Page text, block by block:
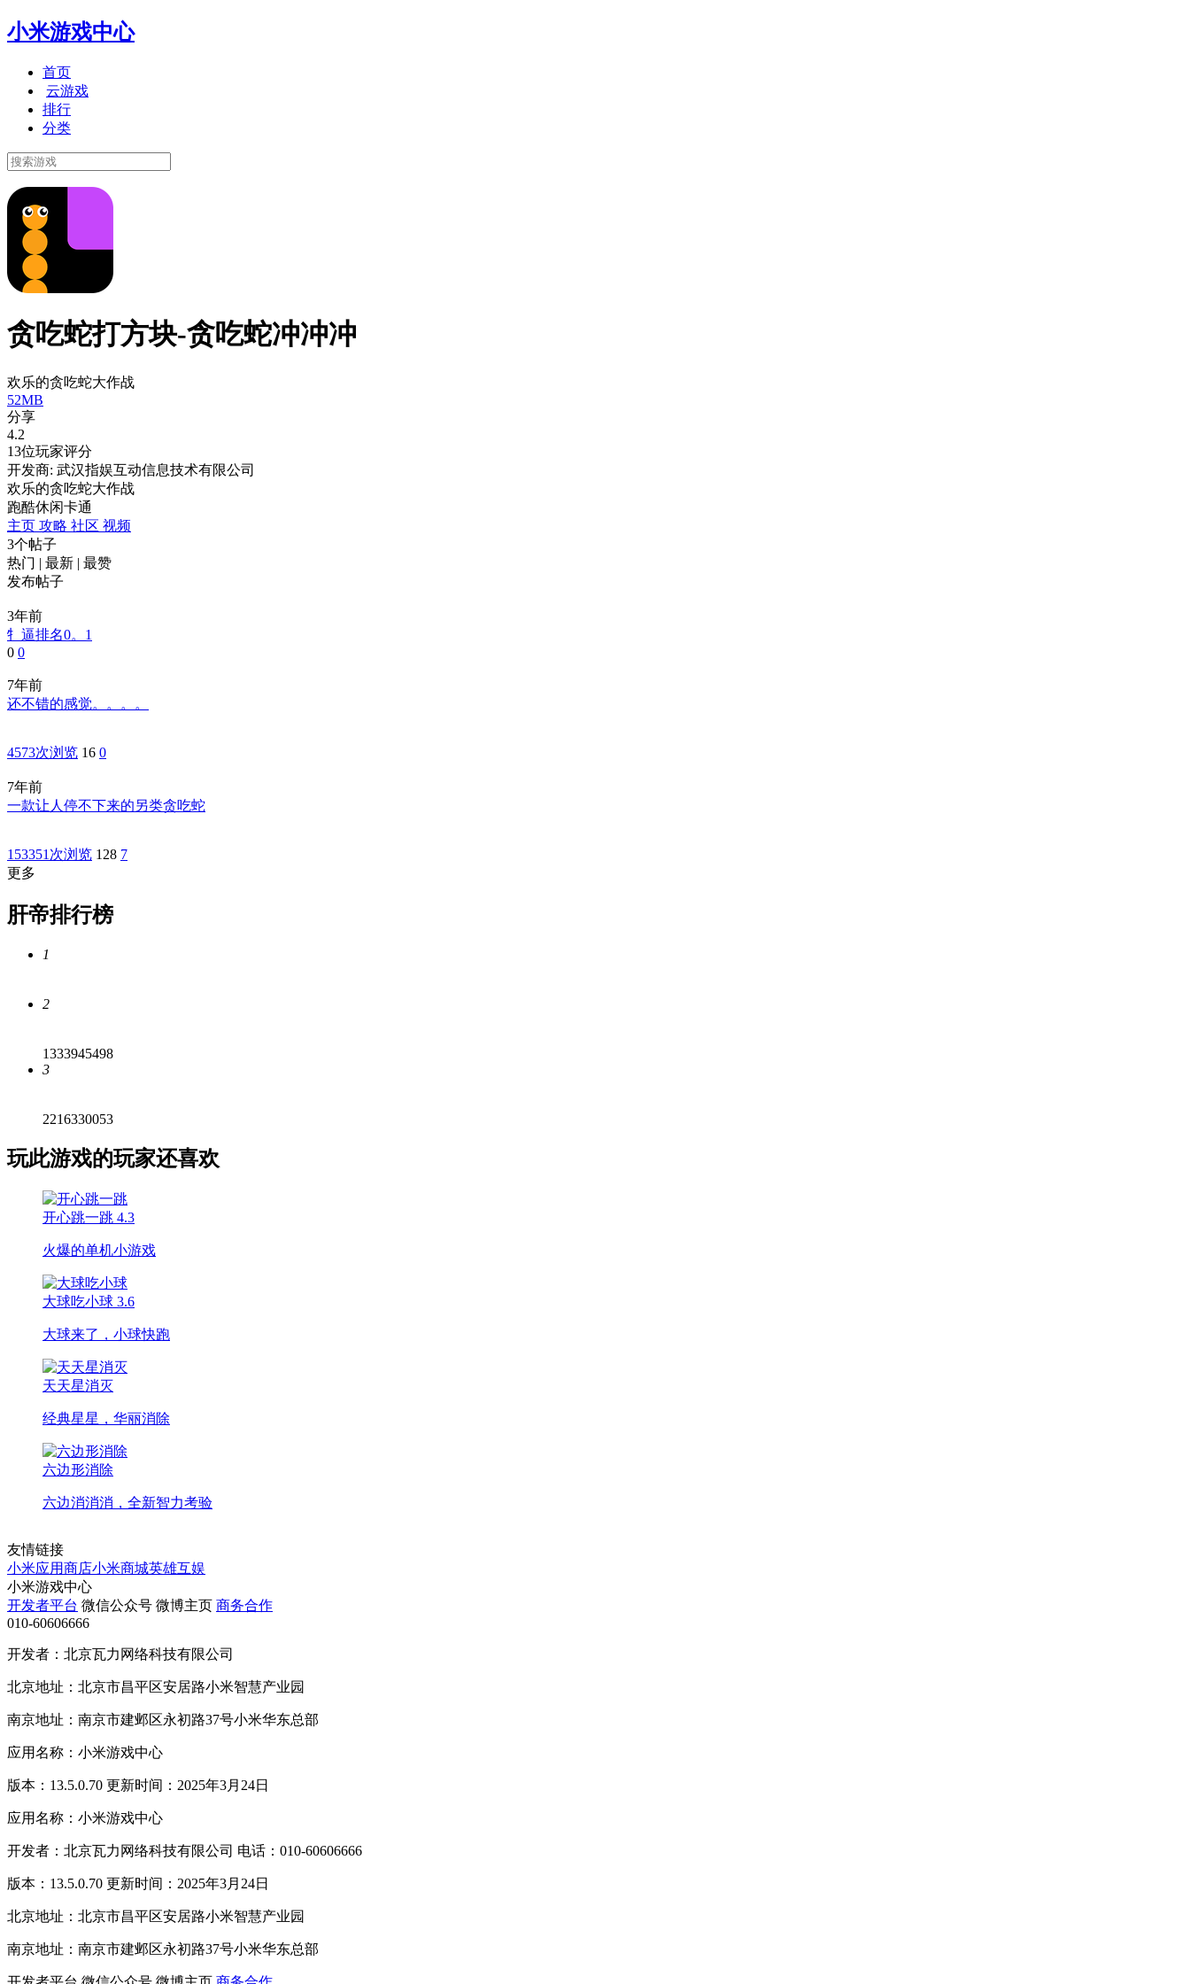
小米游戏中心
首页
云游戏
排行
分类
贪吃蛇打方块-贪吃蛇冲冲冲
欢乐的贪吃蛇大作战
52MB
分享
4.2
13位玩家评分
开发商: 武汉指娱互动信息技术有限公司
欢乐的贪吃蛇大作战
跑酷休闲卡通
主页 攻略 社区 视频
3个帖子
热门 | 最新 | 最赞
发布帖子
3年前
牜逼排名0。1
0 0
7年前
还不错的感觉。。。。
4573次浏览 16 0
7年前
一款让人停不下来的另类贪吃蛇
153351次浏览 128 7
更多
肝帝排行榜
1
2
1333945498
3
2216330053
玩此游戏的玩家还喜欢
开心跳一跳 4.3
火爆的单机小游戏
大球吃小球 3.6
大球来了，小球快跑
天天星消灭
经典星星，华丽消除
六边形消除
六边消消消，全新智力考验
友情链接
小米应用商店小米商城英雄互娱
小米游戏中心
开发者平台 微信公众号 微博主页 商务合作
010-60606666
开发者：北京瓦力网络科技有限公司
北京地址：北京市昌平区安居路小米智慧产业园
南京地址：南京市建邺区永初路37号小米华东总部
应用名称：小米游戏中心
版本：13.5.0.70 更新时间：2025年3月24日
应用名称：小米游戏中心
开发者：北京瓦力网络科技有限公司 电话：010-60606666
版本：13.5.0.70 更新时间：2025年3月24日
北京地址：北京市昌平区安居路小米智慧产业园
南京地址：南京市建邺区永初路37号小米华东总部